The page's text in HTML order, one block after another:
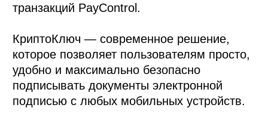
транзакций PayControl.
КриптоКлюч — современное решение,
которое позволяет пользователям просто,
удобно и максимально безопасно
подписывать документы электронной
подписью с любых мобильных устройств.